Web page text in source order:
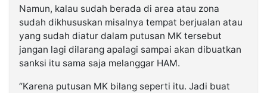
Namun, kalau sudah berada di area atau zona
sudah dikhususkan misalnya tempat berjualan atau
yang sudah diatur dalam putusan MK tersebut
jangan lagi dilarang apalagi sampai akan dibuatkan
sanksi itu sama saja melanggar HAM.
“Karena putusan MK bilang seperti itu. Jadi buat